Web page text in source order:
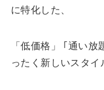
に特化した、
「低価格」 ｢通い
ったく新しいスタイ